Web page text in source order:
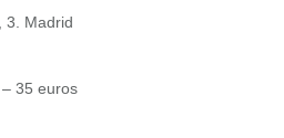
3. Madrid
35 euros